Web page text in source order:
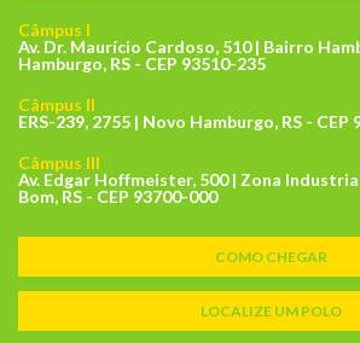
Câmpus I
Av. Dr. Maurício Cardoso, 510 | Bairro
Hamburgo, RS - CEP 93510-235
Câmpus II
ERS-239, 2755 | Novo Hamburgo, RS - CEP
Câmpus III
Av. Edgar Hoffmeister, 500 | Zona
Bom, RS - CEP 93700-000
COMO CHEGAR
LOCALIZE UM POLO